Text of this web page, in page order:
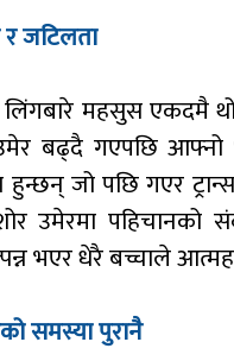
जटिलता
महसुस एकदमै
बढ्दै गएपछि आफ्नो
हुन्छन् जो पछि गएर
उमेरमा पहिचानको
भएर धेरै बच्चाले
समस्या पुरानै